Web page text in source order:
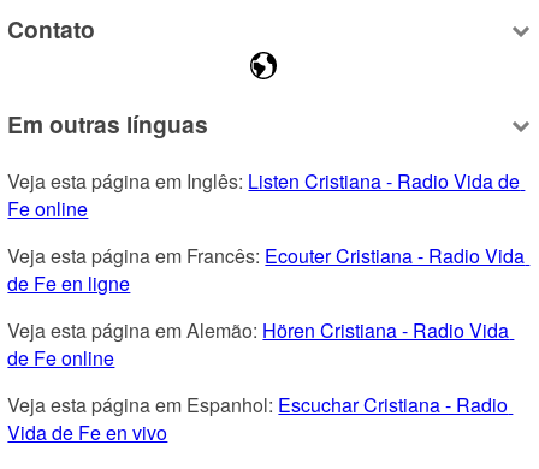
Contato
Em outras línguas
Veja esta página em Inglês: Listen Cristiana - Radio Vida de
Fe online
Veja esta página em Francês: Ecouter Cristiana - Radio Vida
de Fe en ligne
Veja esta página em Alemão: Hören Cristiana - Radio Vida
de Fe online
Veja esta página em Espanhol: Escuchar Cristiana - Radio
Vida de Fe en vivo